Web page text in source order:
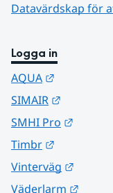
Datavärdskap för
Logga in
AQUA
SIMAIR
SMHI Pro
Timbr
Vinterväg
Väderlarm